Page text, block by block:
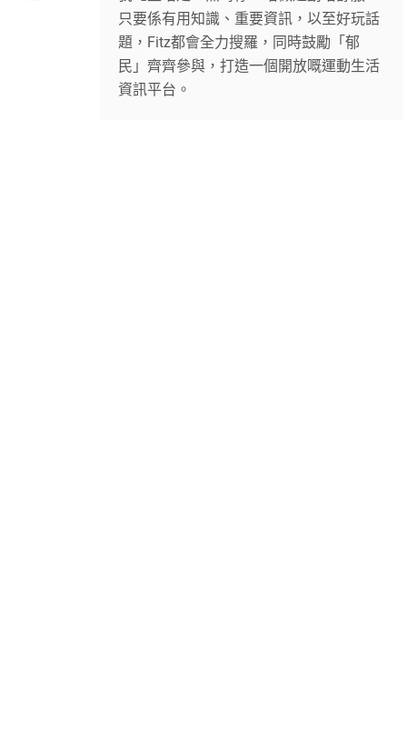
只要係有用知識、重要資訊，以至好玩話
題，Fitz都會全力搜羅，同時鼓勵「郁
民」齊齊參與，打造一個開放嘅運動生活
資訊平台。